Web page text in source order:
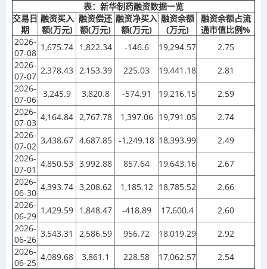
表：新华制药融资数据一览
交易日
期
融资买入
额(万元)
融资偿还
额(万元)
融资净买入
额(万元)
融资余额
(万元)
融资余额占流
通市值比例%
2026-
07-08
1,675.74 1,822.34 -146.6 19,294.57
2.75
2026-
07-07
2,378.43 2,153.39 225.03 19,441.18
2.81
2026-
07-06
3,245.9 3,820.8 -574.91 19,216.15
2.59
2026-
07-03
4,164.84 2,767.78 1,397.06 19,791.05
2.74
2026-
07-02
3,438.67 4,687.85 -1,249.18 18,393.99
2.49
2026-
07-01
4,850.53 3,992.88 857.64 19,643.16
2.67
2026-
06-30
4,393.74 3,208.62 1,185.12 18,785.52
2.66
2026-
06-29
1,429.59 1,848.47 -418.89 17,600.4
2.60
2026-
06-26
3,543.31 2,586.59 956.72 18,019.29
2.92
2026-
06-25
4,089.68 3,861.1 228.58 17,062.57 2.54